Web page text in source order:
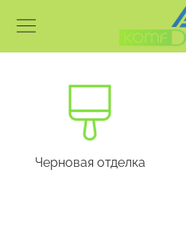
Черновая отделка